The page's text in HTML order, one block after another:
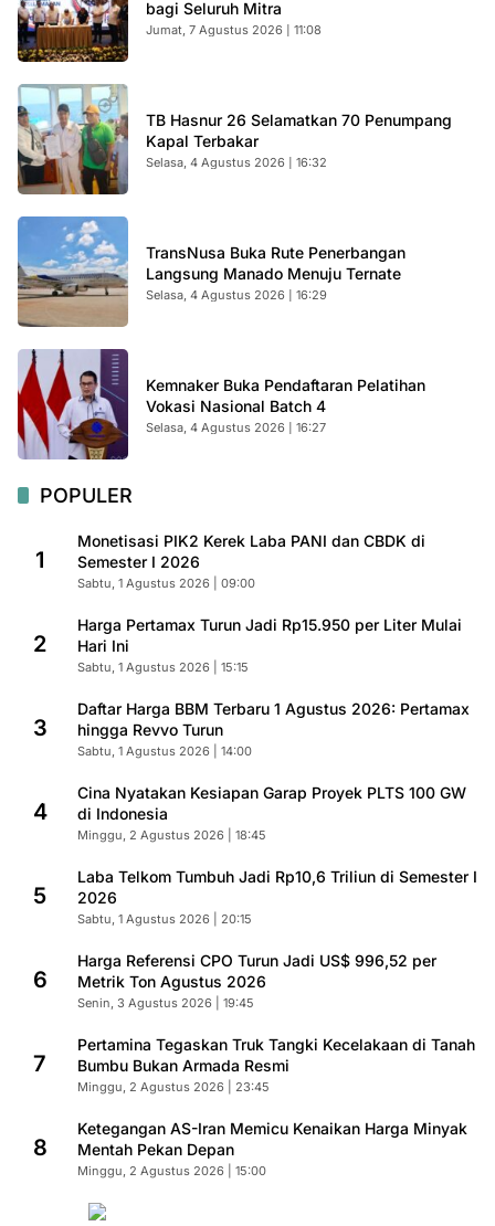
bagi Seluruh Mitra
Jumat, 7 Agustus 2026 | 11:08
TB Hasnur 26 Selamatkan 70 Penumpang
Kapal Terbakar
Selasa, 4 Agustus 2026 | 16:32
TransNusa Buka Rute Penerbangan
Langsung Manado Menuju Ternate
Selasa, 4 Agustus 2026 | 16:29
Kemnaker Buka Pendaftaran Pelatihan
Vokasi Nasional Batch 4
Selasa, 4 Agustus 2026 | 16:27
POPULER
1
Monetisasi PIK2 Kerek Laba PANI dan CBDK di
Semester I 2026
Sabtu, 1 Agustus 2026 | 09:00
2
Harga Pertamax Turun Jadi Rp15.950 per Liter Mulai
Hari Ini
Sabtu, 1 Agustus 2026 | 15:15
3
Daftar Harga BBM Terbaru 1 Agustus 2026: Pertamax
hingga Revvo Turun
Sabtu, 1 Agustus 2026 | 14:00
4
Cina Nyatakan Kesiapan Garap Proyek PLTS 100 GW
di Indonesia
Minggu, 2 Agustus 2026 | 18:45
5
Laba Telkom Tumbuh Jadi Rp10,6 Triliun di Semester I
2026
Sabtu, 1 Agustus 2026 | 20:15
6
Harga Referensi CPO Turun Jadi US$ 996,52 per
Metrik Ton Agustus 2026
Senin, 3 Agustus 2026 | 19:45
7
Pertamina Tegaskan Truk Tangki Kecelakaan di Tanah
Bumbu Bukan Armada Resmi
Minggu, 2 Agustus 2026 | 23:45
8
Ketegangan AS-Iran Memicu Kenaikan Harga Minyak
Mentah Pekan Depan
Minggu, 2 Agustus 2026 | 15:00